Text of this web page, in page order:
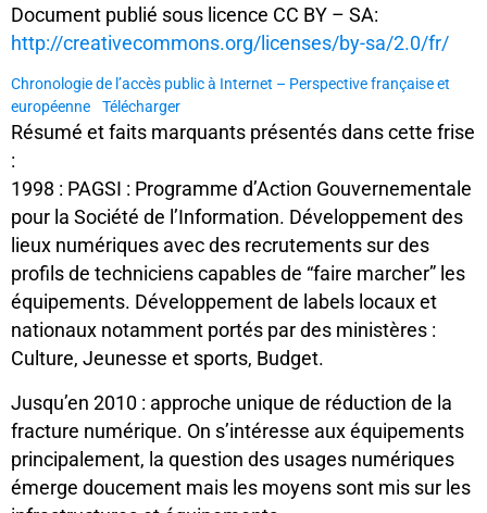
Document publié sous licence CC BY – SA:
http://creativecommons.org/licenses/by-sa/2.0/fr/
Chronologie de l’accès public à Internet – Perspective française et
européenne
Télécharger
Résumé et faits marquants présentés dans cette frise
:
1998 : PAGSI : Programme d’Action Gouvernementale
pour la Société de l’Information. Développement des
lieux numériques avec des recrutements sur des
profils de techniciens capables de “faire marcher” les
équipements. Développement de labels locaux et
nationaux notamment portés par des ministères :
Culture, Jeunesse et sports, Budget.
Jusqu’en 2010 : approche unique de réduction de la
fracture numérique. On s’intéresse aux équipements
principalement, la question des usages numériques
émerge doucement mais les moyens sont mis sur les